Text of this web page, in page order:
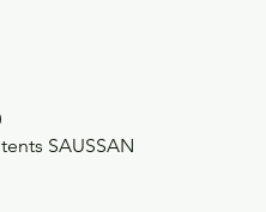
SAUSSAN